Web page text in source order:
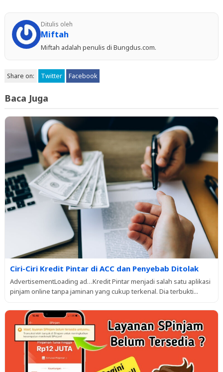
Ditulis oleh
Miftah
Miftah adalah penulis di Bungdus.com.
Share on: Twitter Facebook
Baca Juga
Ciri-Ciri Kredit Pintar di ACC dan Penyebab Ditolak
AdvertisementLoading ad…Kredit Pintar menjadi salah satu aplikasi
pinjam online tanpa jaminan yang cukup terkenal. Dia terbukti...